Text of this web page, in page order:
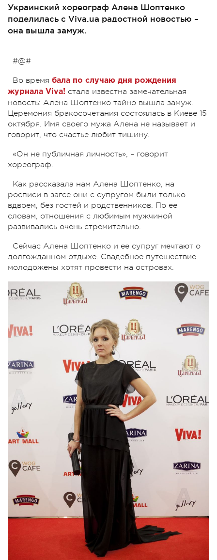
Украинский хореограф Алена Шоптенко
поделилась с Viva.ua радостной новостью –
она вышла замуж.
#@#
Во время бала по случаю дня рождения
журнала Viva! стала известна замечательная
новость: Алена Шоптенко тайно вышла замуж.
Церемония бракосочетания состоялась в Киеве 15
октября. Имя своего мужа Алена не называет и
говорит, что счастье любит тишину.
«Он не публичная личность», – говорит
хореограф.
Как рассказала нам Алена Шоптенко, на
росписи в загсе они с супругом были только
вдвоем, без гостей и родственников. По ее
словам, отношения с любимым мужчиной
развивались очень стремительно.
Сейчас Алена Шоптенко и ее супруг мечтают о
долгожданном отдыхе. Свадебное путешествие
молодожены хотят провести на островах.